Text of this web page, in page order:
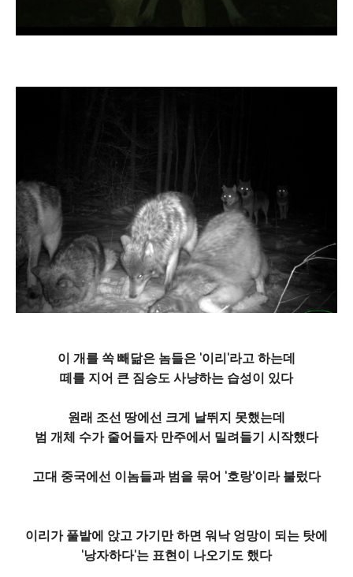
이 개를 쏙 빼닮은 놈들은 '이리'라고 하는데
떼를 지어 큰 짐승도 사냥하는 습성이 있다
원래 조선 땅에선 크게 날뛰지 못했는데
범 개체 수가 줄어들자 만주에서 밀려들기 시작했다
고대 중국에선 이놈들과 범을 묶어 '호랑'이라 불렀다
이리가 풀밭에 앉고 가기만 하면 워낙 엉망이 되는 탓에
'낭자하다'는 표현이 나오기도 했다